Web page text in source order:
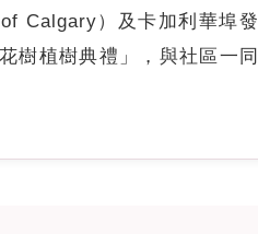
Calgary）及卡加利華埠發
樹植樹典禮」，與社區一同